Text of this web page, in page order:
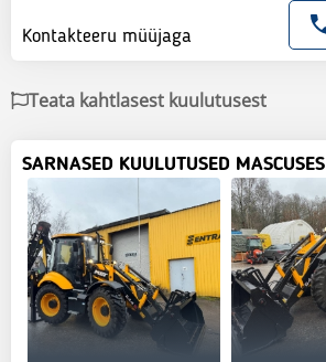
Kontakteeru müüjaga
Teata kahtlasest kuulutusest
SARNASED KUULUTUSED MASCUSES